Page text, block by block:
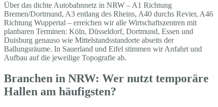
Über das dichte Autobahnnetz in NRW – A1 Richtung
Bremen/Dortmund, A3 entlang des Rheins, A40 durchs Revier, A46
Richtung Wuppertal – erreichen wir alle Wirtschaftszentren mit
planbaren Terminen: Köln, Düsseldorf, Dortmund, Essen und
Duisburg genauso wie Mittelstandsstandorte abseits der
Ballungsräume. In Sauerland und Eifel stimmen wir Anfahrt und
Aufbau auf die jeweilige Topografie ab.
Branchen in NRW: Wer nutzt temporäre
Hallen am häufigsten?